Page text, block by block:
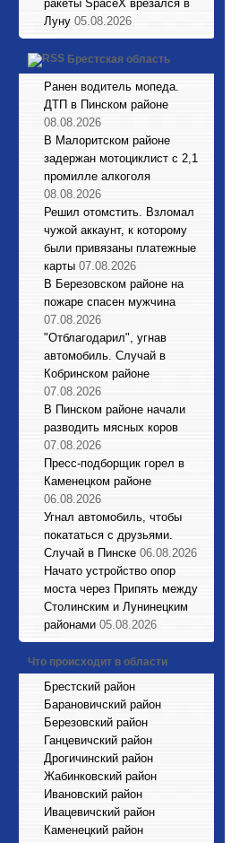
ракеты SpaceX врезался в
Луну 05.08.2026
Брестская область
Ранен водитель мопеда.
ДТП в Пинском районе
08.08.2026
В Малоритском районе
задержан мотоциклист с 2,1
промилле алкоголя
08.08.2026
Решил отомстить. Взломал
чужой аккаунт, к которому
были привязаны платежные
карты 07.08.2026
В Березовском районе на
пожаре спасен мужчина
07.08.2026
"Отблагодарил", угнав
автомобиль. Случай в
Кобринском районе
07.08.2026
В Пинском районе начали
разводить мясных коров
07.08.2026
Пресс-подборщик горел в
Каменецком районе
06.08.2026
Угнал автомобиль, чтобы
покататься с друзьями.
Случай в Пинске 06.08.2026
Начато устройство опор
моста через Припять между
Столинским и Лунинецким
районами 05.08.2026
Что происходит в области
Брестский район
Барановичский район
Березовский район
Ганцевичский район
Дрогичинский район
Жабинковский район
Ивановский район
Ивацевичский район
Каменецкий район